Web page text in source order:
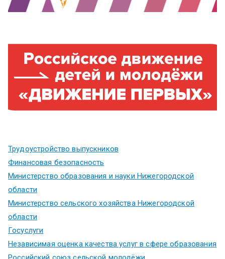
Трудоустройство выпускников
Финансовая безопасность
Министерство образования и науки Нижегородской
области
Министерство сельского хозяйства Нижегородской
области
Госуслуги
Независимая оценка качества услуг в сфере образования